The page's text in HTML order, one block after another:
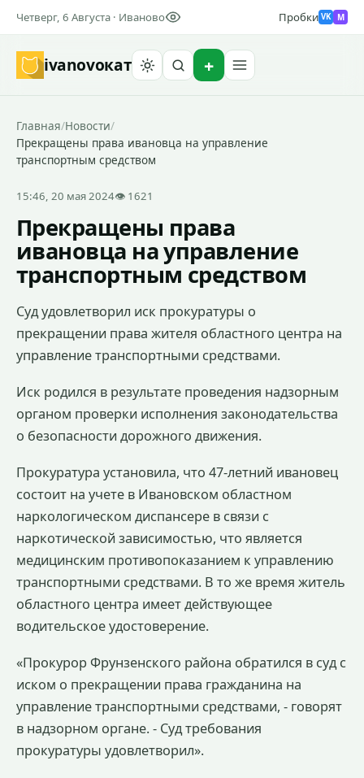
Четверг, 6 Августа · Иваново Пробки VK M
ivanovoкат
Главная/Новости/
Прекращены права ивановца на управление
транспортным средством
15:46, 20 мая 2024👁 1621
Прекращены права
ивановца на управление
транспортным средством
Суд удовлетворил иск прокуратуры о
прекращении права жителя областного центра на
управление транспортными средствами.
Иск родился в результате проведения надзорным
органом проверки исполнения законодательства
о безопасности дорожного движения.
Прокуратура установила, что 47-летний ивановец
состоит на учете в Ивановском областном
наркологическом диспансере в связи с
наркотической зависимостью, что является
медицинским противопоказанием к управлению
транспортными средствами. В то же время житель
областного центра имеет действующее
водительское удостоверение.
«Прокурор Фрунзенского района обратился в суд с
иском о прекращении права гражданина на
управление транспортными средствами, - говорят
в надзорном органе. - Суд требования
прокуратуры удовлетворил».